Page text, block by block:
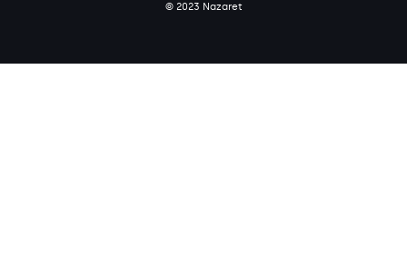
© 2023 Nazaret